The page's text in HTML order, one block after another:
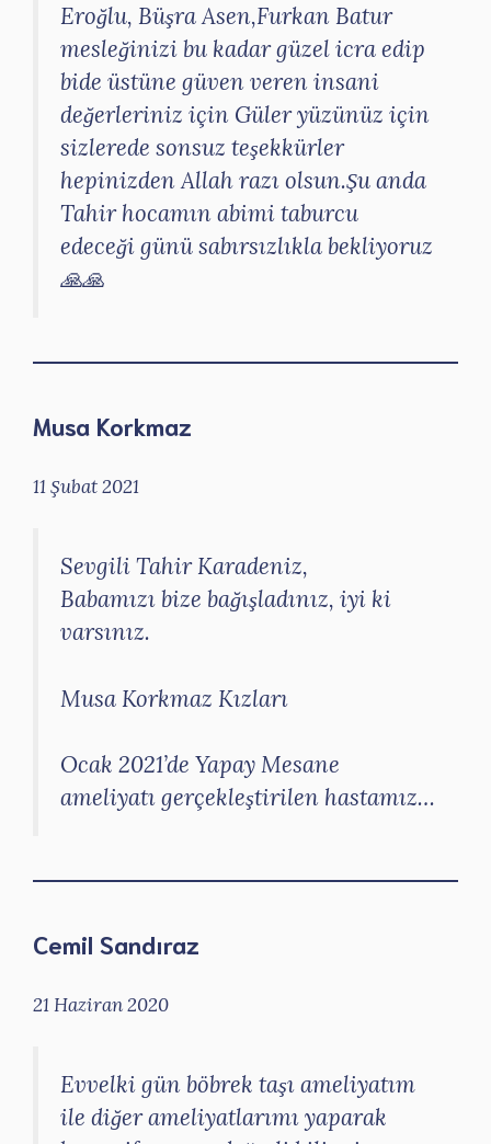
Eroğlu, Büşra Asen,Furkan Batur
mesleğinizi bu kadar güzel icra edip
bide üstüne güven veren insani
değerleriniz için Güler yüzünüz için
sizlerede sonsuz teşekkürler
hepinizden Allah razı olsun.Şu anda
Tahir hocamın abimi taburcu
edeceği günü sabırsızlıkla bekliyoruz
🙏🙏
Musa Korkmaz
11 Şubat 2021
Sevgili Tahir Karadeniz,
Babamızı bize bağışladınız, iyi ki
varsınız.
Musa Korkmaz Kızları
Ocak 2021’de Yapay Mesane
ameliyatı gerçekleştirilen hastamız…
Cemil Sandıraz
21 Haziran 2020
Evvelki gün böbrek taşı ameliyatım
ile diğer ameliyatlarımı yaparak